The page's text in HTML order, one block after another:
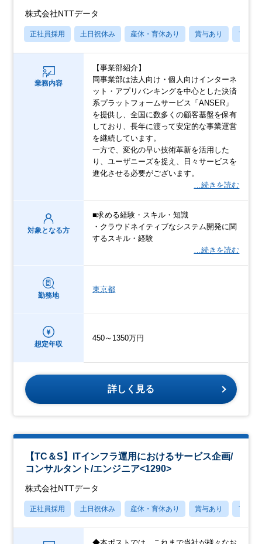
株式会社NTTデータ
正社員採用 土日祝休み 産休・育休あり 賞与あり フレッ
業務内容
【事業部紹介】
同事業部は法人向け・個人向けインターネ
ット・アプリバンキングを中心とした決済
系プラットフォームサービス「ANSER」
を提供し、全国に数多くの顧客基盤を保有
しており、長年に渡って安定的な事業運営
を継続しています。
一方で、変化の早い技術革新を活用した
り、ユーザニーズを捉え、日々サービスを
進化させる必要がございます。
…続きを読む
対象となる方
■求める経験・スキル・知識
・クラウドネイティブなシステム開発に関
するスキル・経験
…続きを読む
勤務地
東京都
想定年収
450～1350万円
詳しく見る
【TC＆S】ITインフラ運用におけるサービス企画/
コンサルタント/エンジニア<1290>
株式会社NTTデータ
正社員採用 土日祝休み 産休・育休あり 賞与あり フレッ